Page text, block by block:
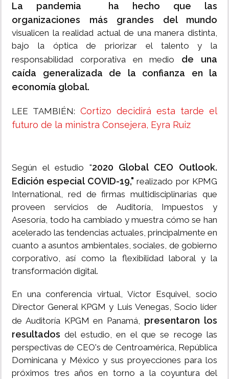
La pandemia ha hecho que las
organizaciones más grandes del mundo
visualicen la realidad actual de una manera distinta,
bajo la óptica de priorizar el talento y la
responsabilidad corporativa en medio de una
caída generalizada de la confianza en la
economía global.
LEE TAMBIÉN: Cortizo decidirá esta tarde el
futuro de la ministra Consejera, Eyra Ruiz
Según el estudio "2020 Global CEO Outlook.
Edición especial COVID-19,"realizado por KPMG
International, red de firmas multidisciplinarias que
proveen servicios de Auditoría, Impuestos y
Asesoría, todo ha cambiado y muestra cómo se han
acelerado las tendencias actuales, principalmente en
cuanto a asuntos ambientales, sociales, de gobierno
corporativo, así como la flexibilidad laboral y la
transformación digital.
En una conferencia virtual, Víctor Esquivel, socio
Director General KPGM y Luis Venegas, Socio líder
de Auditoría KPGM en Panamá, presentaron los
resultados del estudio, en el que se recoge las
perspectivas de CEO's de Centroamérica, República
Dominicana y México y sus proyecciones para los
próximos tres años en torno a la coyuntura del